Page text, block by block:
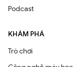
Podcast
KHÁM PHÁ
Trò chơi